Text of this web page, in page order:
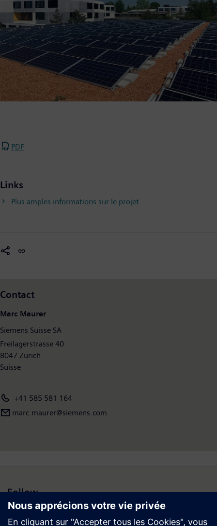
PDF
Links
Plus amples informations sur le projet
Contact
Marc Maurer
Siemens Suisse SA
Freilagerstrasse 40
8047 Zürich
Suisse
+41 585 581 164
marc.maurer@siemens.com
Follow